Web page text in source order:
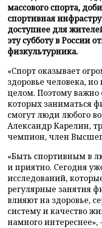
массового спорта,
спортивная
доступнее для
эту субботу в России
физкультурника.
«Спорт оказывает
здоровье человека,
целом. Поэтому важно
которых заниматься
смогут люди любого
Александр Карелин,
чемпион, член
«Быть спортивным в
и приятно. Сегодня
исследований,
регулярные занятия
влияют на здоровье,
систему и качество
намного интереснее»,